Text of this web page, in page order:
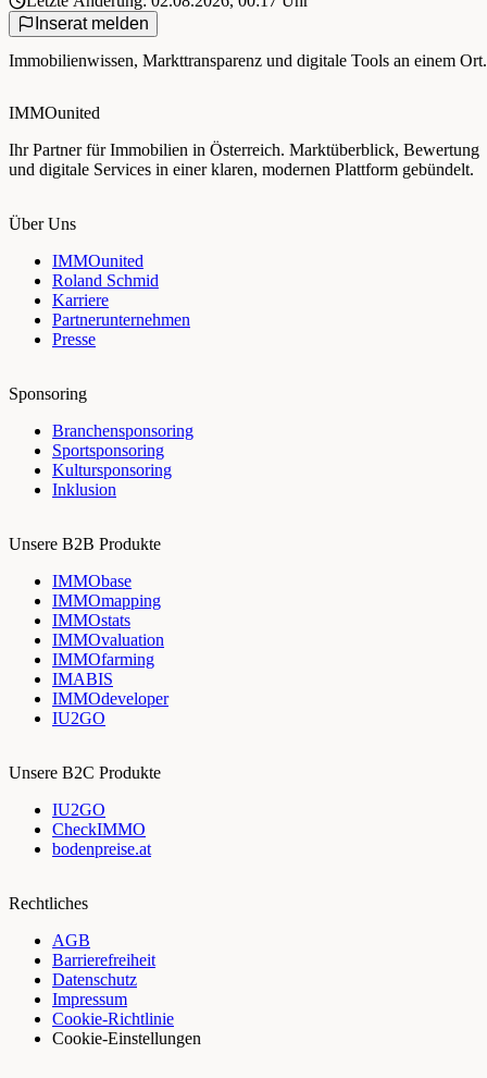
Inserat melden
Immobilienwissen, Markttransparenz und digitale Tools an einem Ort.
IMMOunited
Ihr Partner für Immobilien in Österreich. Marktüberblick, Bewertung
und digitale Services in einer klaren, modernen Plattform gebündelt.
Über Uns
IMMOunited
Roland Schmid
Karriere
Partnerunternehmen
Presse
Sponsoring
Branchensponsoring
Sportsponsoring
Kultursponsoring
Inklusion
Unsere B2B Produkte
IMMObase
IMMOmapping
IMMOstats
IMMOvaluation
IMMOfarming
IMABIS
IMMOdeveloper
IU2GO
Unsere B2C Produkte
IU2GO
CheckIMMO
bodenpreise.at
Rechtliches
AGB
Barrierefreiheit
Datenschutz
Impressum
Cookie-Richtlinie
Cookie-Einstellungen